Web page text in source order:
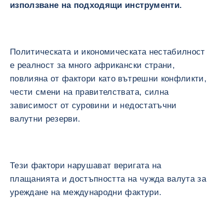
използване на подходящи инструменти.
Политическата и икономическата нестабилност
е реалност за много африкански страни,
повлияна от фактори като вътрешни конфликти,
чести смени на правителствата, силна
зависимост от суровини и недостатъчни
валутни резерви.
Тези фактори нарушават веригата на
плащанията и достъпността на чужда валута за
уреждане на международни фактури.